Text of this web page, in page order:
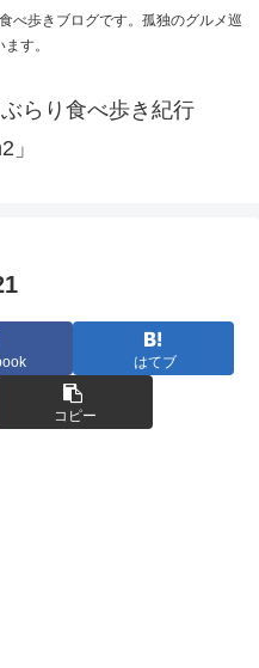
べ歩きブログです。孤独のグルメ巡
す。
らり食べ歩き紀行
」
はてブ
コピー